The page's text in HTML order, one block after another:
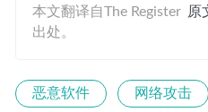
本文翻译自The Register 原
出处。
恶意软件 网络攻击